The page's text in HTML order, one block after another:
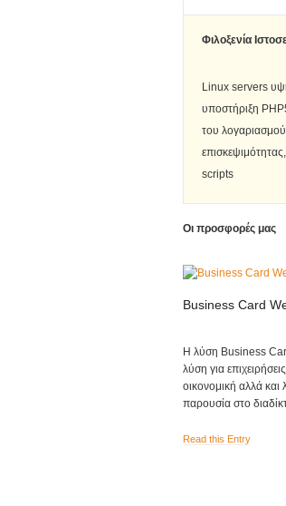
Φιλοξενία
Linux servers
υποστήριξη
του
scripts
Οι προσφορές μας
Business Card
Η λύση Business
λύση για
οικονομική αλλά και
παρουσία στο
Read this Entry